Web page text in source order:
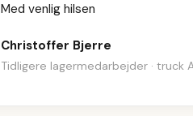
Med venlig hilsen
Christoffer Bjerre
Tidligere lagermedarbejder · truck